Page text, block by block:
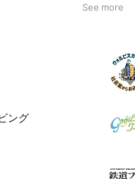
See more
ング